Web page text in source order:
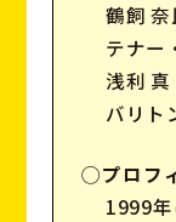
鶴飼 奈
テナー
浅利 真
バリト
◯プロフ
1999